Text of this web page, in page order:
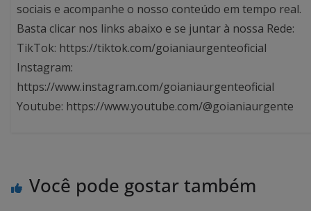
sociais e acompanhe o nosso conteúdo em tempo real.
Basta clicar nos links abaixo e se juntar à nossa Rede:
TikTok: https://tiktok.com/goianiaurgenteoficial
Instagram:
https://www.instagram.com/goianiaurgenteoficial
Youtube: https://www.youtube.com/@goianiaurgente
Você pode gostar também